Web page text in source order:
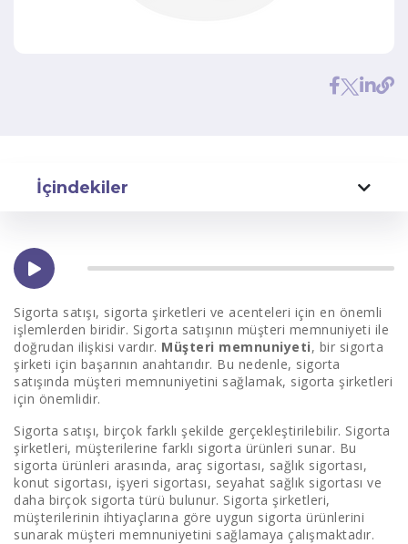
İçindekiler
Sigorta Satışında Müşteri Memnuniyeti İçin 10 Öneri
2- Sigorta Poliçesi Detayları:
3- Sigorta Süreçleri:
4- Online Satış Kanalları:
5- Müşteri Geri Bildirimleri:
6- Sigorta Şirketi İmajı:
7- Müşteri İhtiyaçlarını Anlamak:
Sigorta satışı, sigorta şirketleri ve acenteleri için en önemli
işlemlerden biridir. Sigorta satışının müşteri memnuniyeti ile
doğrudan ilişkisi vardır. Müşteri memnuniyeti, bir sigorta
şirketi için başarının anahtarıdır. Bu nedenle, sigorta
satışında müşteri memnuniyetini sağlamak, sigorta şirketleri
için önemlidir.
Sigorta satışı, birçok farklı şekilde gerçekleştirilebilir. Sigorta
şirketleri, müşterilerine farklı sigorta ürünleri sunar. Bu
sigorta ürünleri arasında, araç sigortası, sağlık sigortası,
konut sigortası, işyeri sigortası, seyahat sağlık sigortası ve
daha birçok sigorta türü bulunur. Sigorta şirketleri,
müşterilerinin ihtiyaçlarına göre uygun sigorta ürünlerini
sunarak müşteri memnuniyetini sağlamaya çalışmaktadır.